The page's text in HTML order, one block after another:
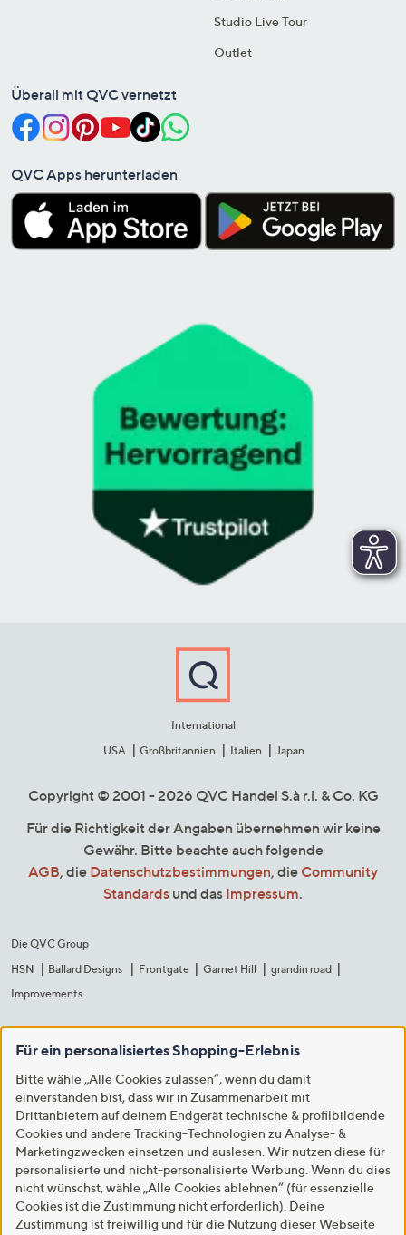
Studio Live Tour
Outlet
Überall mit QVC vernetzt
QVC Apps herunterladen
International
USA
Großbritannien Italien Japan
Copyright © 2001 - 2026 QVC Handel S.à r.l. & Co. KG
Für die Richtigkeit der Angaben übernehmen wir keine
Gewähr. Bitte beachte auch folgende
AGB, die Datenschutzbestimmungen, die Community
Standards und das Impressum.
Die QVC Group
HSN
Ballard Designs Frontgate Garnet Hill
grandin road
Improvements
Für ein personalisiertes Shopping-Erlebnis
Bitte wähle „Alle Cookies zulassen“, wenn du damit
einverstanden bist, dass wir in Zusammenarbeit mit
Drittanbietern auf deinem Endgerät technische & profilbildende
Cookies und andere Tracking-Technologien zu Analyse- &
Marketingzwecken einsetzen und auslesen. Wir nutzen diese für
personalisierte und nicht-personalisierte Werbung. Wenn du dies
nicht wünschst, wähle „Alle Cookies ablehnen“ (für essenzielle
Cookies ist die Zustimmung nicht erforderlich). Deine
Zustimmung ist freiwillig und für die Nutzung dieser Webseite